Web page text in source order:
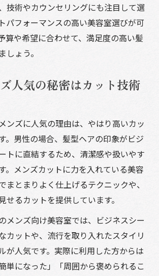
技術やカウンセリングにも注目して選
パフォーマンスの高い美容室選びが可
算や希望に合わせて、満足度の高い髪
しょう。
人気の秘密はカット技術
ンズに人気の理由は、やはり高いカッ
。男性の場合、髪型ヘアの印象がビジ
トに直結するため、清潔感や扱いやす
。メンズカットに力を入れている美容
まとまりよく仕上げるテクニックや、
せるカットを提供しています。
メンズ向け美容室では、ビジネスシー
カットや、流行を取り入れたスタイリ
が人気です。実際に利用した方からは
単になった」「周囲から褒められるこ